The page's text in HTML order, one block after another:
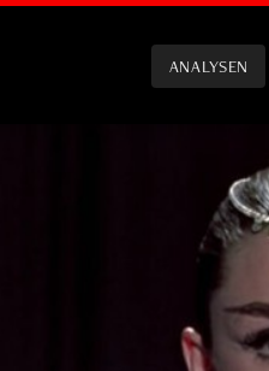
ANALYSEN